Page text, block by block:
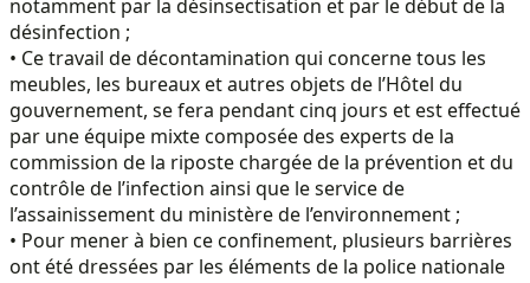
notamment par la désinsectisation et par le début de la
désinfection ;
• Ce travail de décontamination qui concerne tous les
meubles, les bureaux et autres objets de l’Hôtel du
gouvernement, se fera pendant cinq jours et est effectué
par une équipe mixte composée des experts de la
commission de la riposte chargée de la prévention et du
contrôle de l’infection ainsi que le service de
l’assainissement du ministère de l’environnement ;
• Pour mener à bien ce confinement, plusieurs barrières
ont été dressées par les éléments de la police nationale